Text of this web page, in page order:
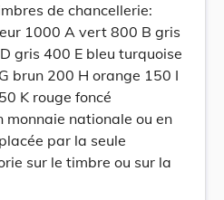
de chancellerie:
1000 A vert 800 B gris
gris 400 E bleu turquoise
brun 200 H orange 150 I
K rouge foncé
monnaie nationale ou en
par la seule
sur le timbre ou sur la